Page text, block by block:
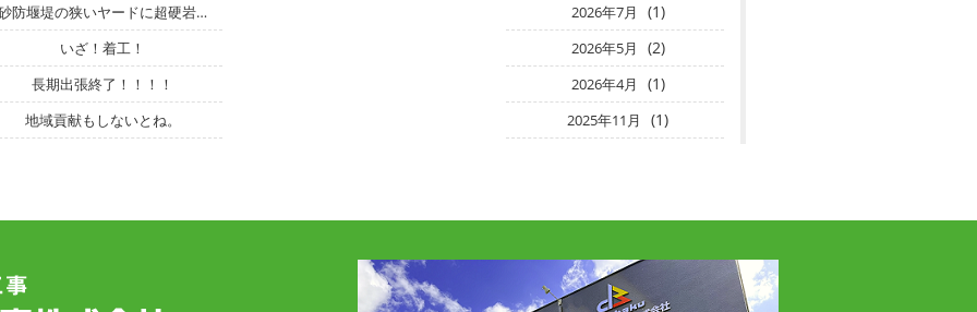
防堰堤の狭いヤードに超硬岩…
いざ！着工！
長期出張終了！！！！
地域貢献もしないとね。
2026年7月 (1)
2026年5月 (2)
2026年4月 (1)
2025年11月 (1)
2024年8月 (1)
2024年7月 (2)